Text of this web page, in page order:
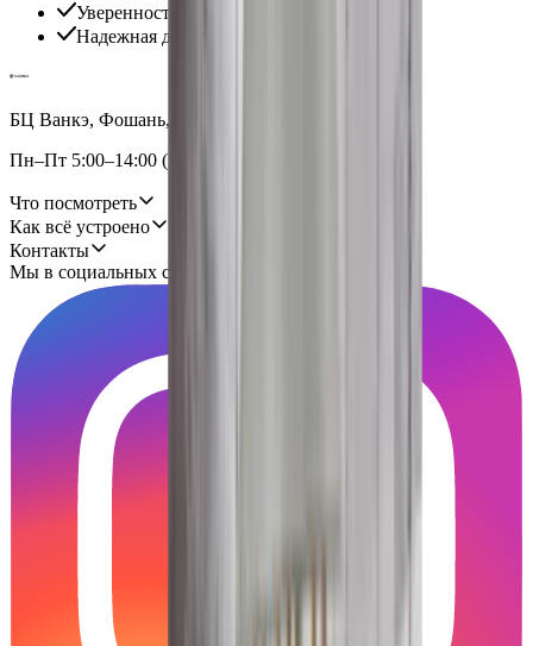
Уверенность в качестве продукции
Надежная доставка по всему миру
БЦ Ванкэ, Фошань, Гуандун, Китай
Пн–Пт 5:00–14:00 (Мск)
Что посмотреть
Как всё устроено
Контакты
Мы в социальных сетях